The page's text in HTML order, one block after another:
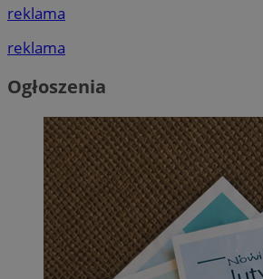
reklama
reklama
Ogłoszenia